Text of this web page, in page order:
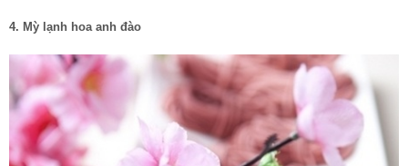
4. Mỳ lạnh hoa anh đào